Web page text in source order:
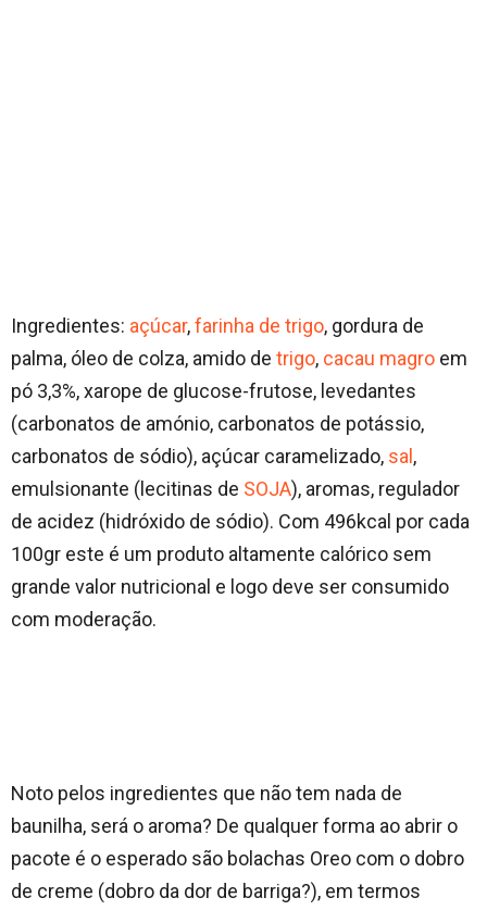
Ingredientes: açúcar,farinha de trigo, gordura de
palma, óleo de colza, amido de trigo, cacau magro em
pó 3,3%, xarope de glucose-frutose, levedantes
(carbonatos de amónio, carbonatos de potássio,
carbonatos de sódio), açúcar caramelizado, sal,
emulsionante (lecitinas de SOJA), aromas, regulador
de acidez (hidróxido de sódio). Com 496kcal por cada
100gr este é um produto altamente calórico sem
grande valor nutricional e logo deve ser consumido
com moderação.
Noto pelos ingredientes que não tem nada de
baunilha, será o aroma? De qualquer forma ao abrir o
pacote é o esperado são bolachas Oreo com o dobro
de creme (dobro da dor de barriga?), em termos